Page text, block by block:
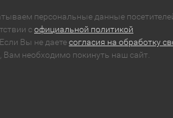
персональные данные
софициальной политикой
. Если Вы не даетесогласия на обработку
, Вам необходимо покинуть наш сайт.